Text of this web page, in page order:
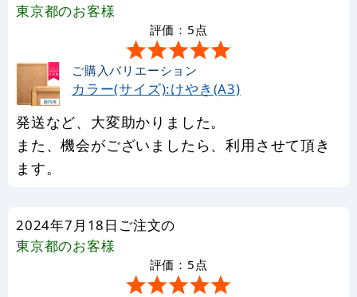
東京都のお客様
評価：5点
ご購入バリエーション
カラー(サイズ):けやき(A3)
発送など、大変助かりました。
また、機会がございましたら、利用させて頂き
ます。
2024年7月18日ご注文の
東京都のお客様
評価：5点